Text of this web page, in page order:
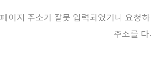
페이지 주소가 잘못 입력되었거나 요청
주소를